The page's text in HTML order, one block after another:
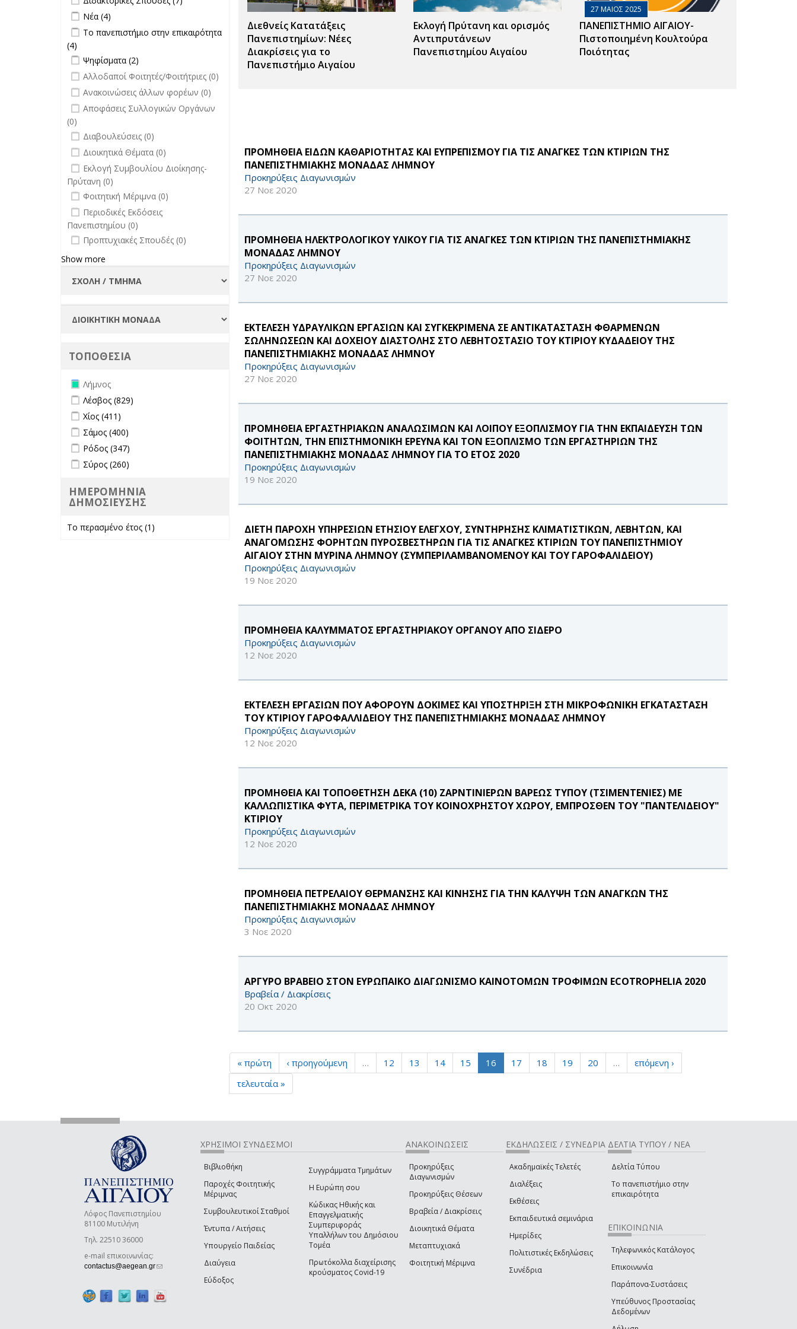
Διεθνείς Κατατάξεις
Πανεπιστημίων: Νέες
Διακρίσεις για το
Πανεπιστήμιο Αιγαίου
Εκλογή Πρύτανη και ορισμός
Αντιπρυτάνεων
Πανεπιστημίου Αιγαίου
27 ΜΑΙΟΣ 2025
ΠΑΝΕΠΙΣΤΗΜΙΟ ΑΙΓΑΙΟΥ-
Πιστοποιημένη Κουλτούρα
Ποιότητας
ΠΡΟΜΗΘΕΙΑ ΕΙΔΩΝ ΚΑΘΑΡΙΟΤΗΤΑΣ ΚΑΙ ΕΥΠΡΕΠΙΣΜΟΥ ΓΙΑ ΤΙΣ ΑΝΑΓΚΕΣ ΤΩΝ ΚΤΙΡΙΩΝ ΤΗΣ
ΠΑΝΕΠΙΣΤΗΜΙΑΚΗΣ ΜΟΝΑΔΑΣ ΛΗΜΝΟΥ
Προκηρύξεις Διαγωνισμών
27 Νοε 2020
ΠΡΟΜΗΘΕΙΑ ΗΛΕΚΤΡΟΛΟΓΙΚΟΥ ΥΛΙΚΟΥ ΓΙΑ ΤΙΣ ΑΝΑΓΚΕΣ ΤΩΝ ΚΤΙΡΙΩΝ ΤΗΣ ΠΑΝΕΠΙΣΤΗΜΙΑΚΗΣ
ΜΟΝΑΔΑΣ ΛΗΜΝΟΥ
Προκηρύξεις Διαγωνισμών
27 Νοε 2020
ΕΚΤΕΛΕΣΗ ΥΔΡΑΥΛΙΚΩΝ ΕΡΓΑΣΙΩΝ ΚΑΙ ΣΥΓΚΕΚΡΙΜΕΝΑ ΣΕ ΑΝΤΙΚΑΤΑΣΤΑΣΗ ΦΘΑΡΜΕΝΩΝ
ΣΩΛΗΝΩΣΕΩΝ ΚΑΙ ΔΟΧΕΙΟΥ ΔΙΑΣΤΟΛΗΣ ΣΤΟ ΛΕΒΗΤΟΣΤΑΣΙΟ ΤΟΥ ΚΤΙΡΙΟΥ ΚΥΔΑΔΕΙΟΥ ΤΗΣ
ΠΑΝΕΠΙΣΤΗΜΙΑΚΗΣ ΜΟΝΑΔΑΣ ΛΗΜΝΟΥ
Προκηρύξεις Διαγωνισμών
27 Νοε 2020
ΠΡΟΜΗΘΕΙΑ ΕΡΓΑΣΤΗΡΙΑΚΩΝ ΑΝΑΛΩΣΙΜΩΝ ΚΑΙ ΛΟΙΠΟΥ ΕΞΟΠΛΙΣΜΟΥ ΓΙΑ ΤΗΝ ΕΚΠΑΙΔΕΥΣΗ ΤΩΝ
ΦΟΙΤΗΤΩΝ, ΤΗΝ ΕΠΙΣΤΗΜΟΝΙΚΗ ΕΡΕΥΝΑ ΚΑΙ ΤΟΝ ΕΞΟΠΛΙΣΜΟ ΤΩΝ ΕΡΓΑΣΤΗΡΙΩΝ ΤΗΣ
ΠΑΝΕΠΙΣΤΗΜΙΑΚΗΣ ΜΟΝΑΔΑΣ ΛΗΜΝΟΥ ΓΙΑ ΤΟ ΕΤΟΣ 2020
Προκηρύξεις Διαγωνισμών
19 Νοε 2020
ΔΙΕΤΗ ΠΑΡΟΧΗ ΥΠΗΡΕΣΙΩΝ ΕΤΗΣΙΟΥ ΕΛΕΓΧΟΥ, ΣΥΝΤΗΡΗΣΗΣ ΚΛΙΜΑΤΙΣΤΙΚΩΝ, ΛΕΒΗΤΩΝ, ΚΑΙ
ΑΝΑΓΟΜΩΣΗΣ ΦΟΡΗΤΩΝ ΠΥΡΟΣΒΕΣΤΗΡΩΝ ΓΙΑ ΤΙΣ ΑΝΑΓΚΕΣ ΚΤΙΡΙΩΝ ΤΟΥ ΠΑΝΕΠΙΣΤΗΜΙΟΥ
ΑΙΓΑΙΟΥ ΣΤΗΝ ΜΥΡΙΝΑ ΛΗΜΝΟΥ (ΣΥΜΠΕΡΙΛΑΜΒΑΝΟΜΕΝΟΥ ΚΑΙ ΤΟΥ ΓΑΡΟΦΑΛΙΔΕΙΟΥ)
Προκηρύξεις Διαγωνισμών
19 Νοε 2020
ΠΡΟΜΗΘΕΙΑ ΚΑΛΥΜΜΑΤΟΣ ΕΡΓΑΣΤΗΡΙΑΚΟΥ ΟΡΓΑΝΟΥ ΑΠΟ ΣΙΔΕΡΟ
Προκηρύξεις Διαγωνισμών
12 Νοε 2020
ΕΚΤΕΛΕΣΗ ΕΡΓΑΣΙΩΝ ΠΟΥ ΑΦΟΡΟΥΝ ΔΟΚΙΜΕΣ ΚΑΙ ΥΠΟΣΤΗΡΙΞΗ ΣΤΗ ΜΙΚΡΟΦΩΝΙΚΗ ΕΓΚΑΤΑΣΤΑΣΗ
ΤΟΥ ΚΤΙΡΙΟΥ ΓΑΡΟΦΑΛΛΙΔΕΙΟΥ ΤΗΣ ΠΑΝΕΠΙΣΤΗΜΙΑΚΗΣ ΜΟΝΑΔΑΣ ΛΗΜΝΟΥ
Προκηρύξεις Διαγωνισμών
12 Νοε 2020
ΠΡΟΜΗΘΕΙΑ ΚΑΙ ΤΟΠΟΘΕΤΗΣΗ ΔΕΚΑ (10) ΖΑΡΝΤΙΝΙΕΡΩΝ ΒΑΡΕΩΣ ΤΥΠΟΥ (ΤΣΙΜΕΝΤΕΝΙΕΣ) ΜΕ
ΚΑΛΛΩΠΙΣΤΙΚΑ ΦΥΤΑ, ΠΕΡΙΜΕΤΡΙΚΑ ΤΟΥ ΚΟΙΝΟΧΡΗΣΤΟΥ ΧΩΡΟΥ, ΕΜΠΡΟΣΘΕΝ ΤΟΥ "ΠΑΝΤΕΛΙΔΕΙΟΥ"
ΚΤΙΡΙΟΥ
Προκηρύξεις Διαγωνισμών
12 Νοε 2020
ΠΡΟΜΗΘΕΙΑ ΠΕΤΡΕΛΑΙΟΥ ΘΕΡΜΑΝΣΗΣ ΚΑΙ ΚΙΝΗΣΗΣ ΓΙΑ ΤΗΝ ΚΑΛΥΨΗ ΤΩΝ ΑΝΑΓΚΩΝ ΤΗΣ
ΠΑΝΕΠΙΣΤΗΜΙΑΚΗΣ ΜΟΝΑΔΑΣ ΛΗΜΝΟΥ
Προκηρύξεις Διαγωνισμών
3 Νοε 2020
ΑΡΓΥΡΟ ΒΡΑΒΕΙΟ ΣΤΟΝ ΕΥΡΩΠΑΙΚΟ ΔΙΑΓΩΝΙΣΜΟ ΚΑΙΝΟΤΟΜΩΝ ΤΡΟΦΙΜΩΝ ECOTROPHELIA 2020
Βραβεία / Διακρίσεις
20 Οκτ 2020
« πρώτη ‹ προηγούμενη … 12 13 14 15 16 17 18 19 20 …
επόμενη ›
τελευταία »
filter
Apply Νέα filter
Νέα (4)
Apply Το πανεπιστήμιο στην
επικαιρότητα filter
Το πανεπιστήμιο στην επικαιρότητα
(4)
επικαιρότητα filter
Apply Ψηφίσματα filter
Ψηφίσματα (2)
undefined
Αλλοδαποί Φοιτητές/Φοιτήτριες (0)
undefined
Ανακοινώσεις άλλων φορέων (0)
undefined
Αποφάσεις Συλλογικών Οργάνων
(0)
undefined
Διαβουλεύσεις (0)
undefined
Διοικητικά Θέματα (0)
undefined
Εκλογή Συμβουλίου Διοίκησης-
Πρύτανη (0)
undefined
Φοιτητική Μέριμνα (0)
undefined
Περιοδικές Εκδόσεις
Πανεπιστημίου (0)
undefined
Προπτυχιακές Σπουδές (0)
Show more
ΤΟΠΟΘΕΣΙΑ
Remove Λήμνος filter
Λήμνος
Apply Λέσβος filter
Λέσβος (829)
Apply Χίος filter
Χίος (411)
Apply Σάμος filter
Σάμος (400)
Apply Ρόδος filter
Ρόδος (347)
Apply Σύρος filter
Σύρος (260)
ΗΜΕΡΟΜΗΝΙΑ
ΔΗΜΟΣΙΕΥΣΗΣ
Το περασμένο έτος (1)
Λόφος Πανεπιστημίου
81100 Μυτιλήνη
Τηλ. 22510 36000
e-mail επικοινωνίας:
contactus@aegean.gr(link sends e-mail)
ΧΡΗΣΙΜΟΙ ΣΥΝΔΕΣΜΟΙ
Βιβλιοθήκη
Παροχές Φοιτητικής
Μέριμνας
Συμβουλευτικοί Σταθμοί
Έντυπα / Αιτήσεις
Υπουργείο Παιδείας
Διαύγεια
Εύδοξος
Συγγράμματα Τμημάτων
Η Ευρώπη σου
Κώδικας Ηθικής και
Επαγγελματικής
Συμπεριφοράς
Υπαλλήλων του Δημόσιου
Τομέα
Πρωτόκολλα διαχείρισης
κρούσματος Covid-19
ΑΝΑΚΟΙΝΩΣΕΙΣ
Προκηρύξεις
Διαγωνισμών
Προκηρύξεις Θέσεων
Βραβεία / Διακρίσεις
Διοικητικά Θέματα
Μεταπτυχιακά
Φοιτητική Μέριμνα
ΕΚΔΗΛΩΣΕΙΣ / ΣΥΝΕΔΡΙΑ
Ακαδημαϊκές Τελετές
Διαλέξεις
Εκθέσεις
Εκπαιδευτικά σεμινάρια
Ημερίδες
Πολιτιστικές Εκδηλώσεις
Συνέδρια
ΔΕΛΤΙΑ ΤΥΠΟΥ / ΝΕΑ
Δελτία Τύπου
Το πανεπιστήμιο στην
επικαιρότητα
ΕΠΙΚΟΙΝΩΝΙΑ
Τηλεφωνικός Κατάλογος
Επικοινωνία
Παράπονα-Συστάσεις
Υπεύθυνος Προστασίας
Δεδομένων